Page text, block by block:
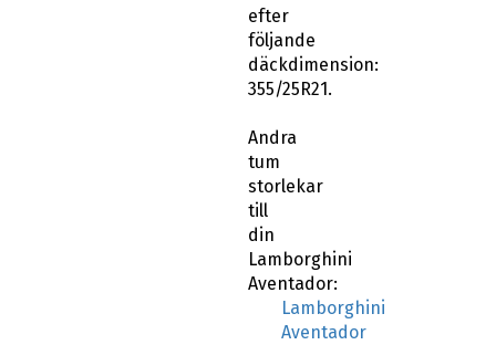
efter
följande
däckdimension:
355/25R21.
Andra
tum
storlekar
till
din
Lamborghini
Aventador:
Lamborghini
Aventador